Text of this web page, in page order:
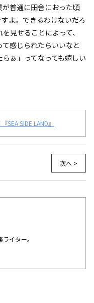
普通に田舎におった頃
よ。できるわけないだろ
見せることによって、
感じられたらいいなと
ぁ」ってなっても嬉しい
SEA SIDE LAND』
次へ >
イター。